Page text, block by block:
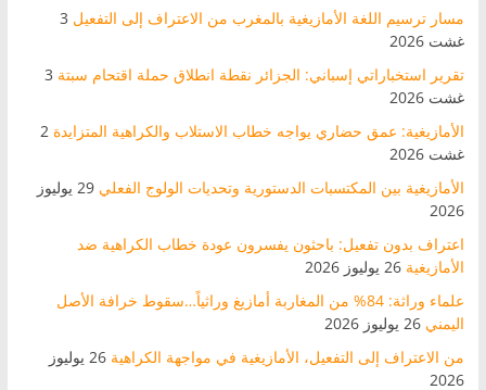
مسار ترسيم اللغة الأمازيغية بالمغرب من الاعتراف إلى التفعيل 3
غشت 2026
تقرير استخباراتي إسباني: الجزائر نقطة انطلاق حملة اقتحام سبتة 3
غشت 2026
الأمازيغية: عمق حضاري يواجه خطاب الاستلاب والكراهية المتزايدة 2
غشت 2026
الأمازيغية بين المكتسبات الدستورية وتحديات الولوج الفعلي
29 يوليوز
2026
اعتراف بدون تفعيل: باحثون يفسرون عودة خطاب الكراهية ضد
الأمازيغية 26 يوليوز 2026
علماء وراثة: 84% من المغاربة أمازيغ وراثياً…سقوط خرافة الأصل
اليمني 26 يوليوز 2026
من الاعتراف إلى التفعيل، الأمازيغية في مواجهة الكراهية
26 يوليوز
2026